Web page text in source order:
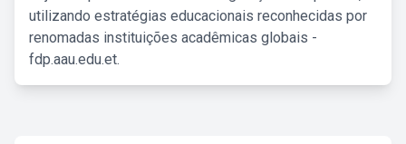
utilizando estratégias educacionais reconhecidas por
renomadas instituições acadêmicas globais -
fdp.aau.edu.et.